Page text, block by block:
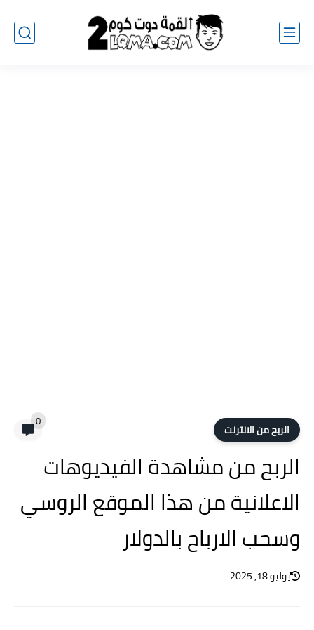
الربح من الانترنت 0
الربح من مشاهدة الفيديوهات
الاعلانية من هذا الموقع الروسي
وسحب الارباح بالدولار
يوليو 18, 2025